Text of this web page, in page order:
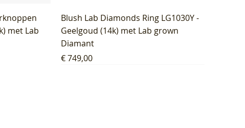
met Lab
Blush Lab Diamonds Ring LG1030Y -
Geelgoud (14k) met Lab grown
Diamant
Prijs
€ 749,00